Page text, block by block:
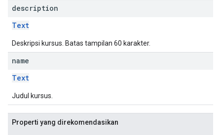
description
Text
Deskripsi kursus. Batas tampilan 60 karakter.
name
Text
Judul kursus.
Properti yang direkomendasikan